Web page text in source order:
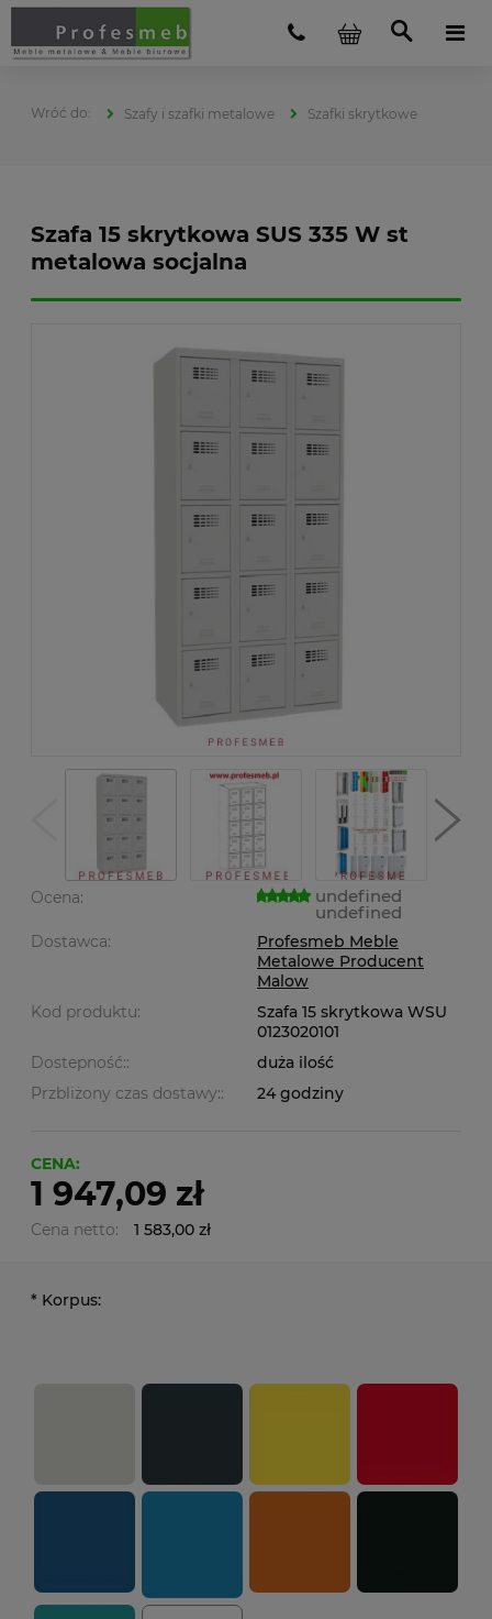
Szafy i szafki metalowe Szafki skrytkowe
Szafa 15 skrytkowa SUS 335 W st
metalowa socjalna
Ocena: undefined
undefined
Dostawca:
Profesmeb Meble
Metalowe Producent
Malow
Kod produktu:
Szafa 15 skrytkowa WSU
0123020101
Dostepność::
duża ilość
Przbliżony czas dostawy::
24 godziny
CENA:
1 947,09 zł
Cena netto: 1 583,00 zł
* Korpus: